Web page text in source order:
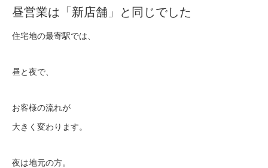
昼営業は「新店舗」と同じでした
住宅地の最寄駅では、
昼と夜で、
お客様の流れが
大きく変わります。
夜は地元の方。